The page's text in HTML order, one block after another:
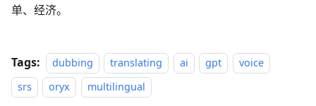
单、经济。
Tags: dubbing translating ai gpt
voice
srs
oryx multilingual